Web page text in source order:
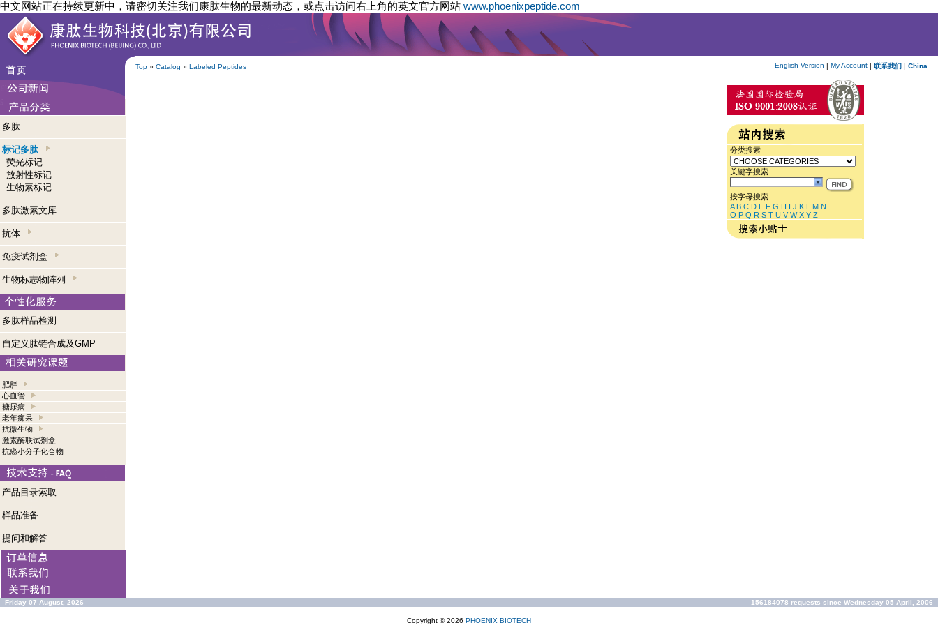
中文网站正在持续更新中，请密切关注我们康肽生物的最新动态，或点击访问右上角的英文官方网站 www.phoenixpeptide.com
Top » Catalog » Labeled Peptides English Version | My Account | 联系我们 | China
多肽
标记多肽
荧光标记
放射性标记
生物素标记
多肽激素文库
抗体
免疫试剂盒
生物标志物阵列
多肽样品检测
自定义肽链合成及GMP
肥胖
心血管
糖尿病
老年痴呆
抗微生物
激素酶联试剂盒
抗癌小分子化合物
产品目录索取
样品准备
提问和解答
分类搜索
关键字搜索
按字母搜索
A B C D E F G H I J K L M N
O P Q R S T U V W X Y Z
Friday 07 August, 2026 156184078 requests since Wednesday 05 April, 2006
Copyright © 2026 PHOENIX BIOTECH